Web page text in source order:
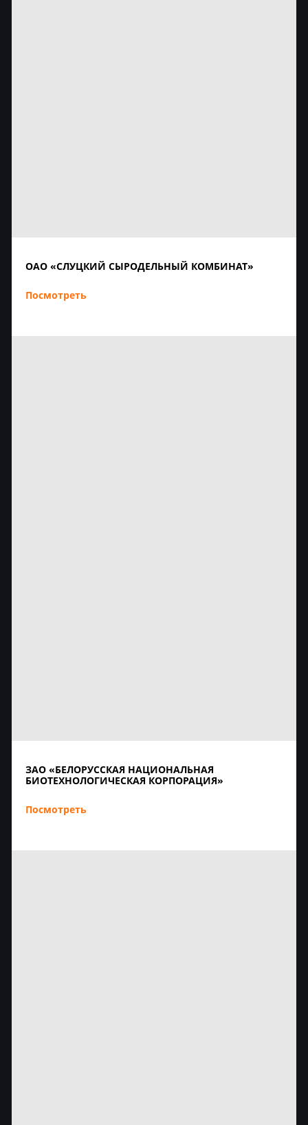
ОАО «СЛУЦКИЙ СЫРОДЕЛЬНЫЙ КОМБИНАТ»
Посмотреть
ЗАО «БЕЛОРУССКАЯ НАЦИОНАЛЬНАЯ
БИОТЕХНОЛОГИЧЕСКАЯ КОРПОРАЦИЯ»
Посмотреть